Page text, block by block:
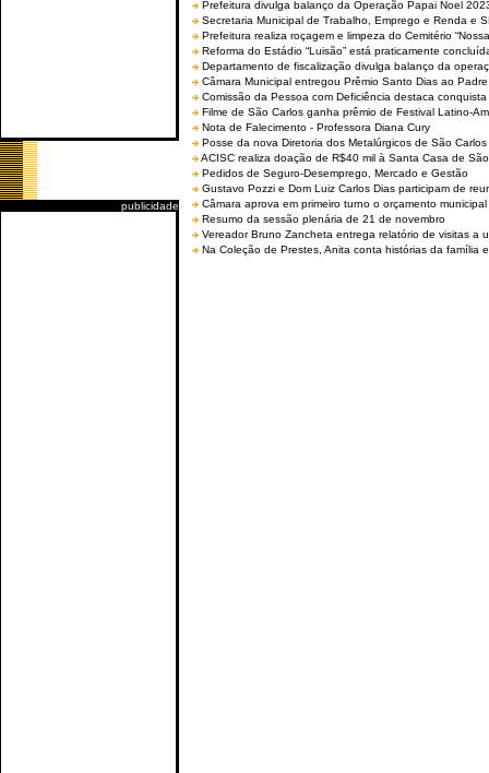
publicidade
Prefeitura divulga balanço da Operação Papai Noel
Secretaria Municipal de Trabalho, Emprego e Renda e
Prefeitura realiza roçagem e limpeza do Cemitério
Reforma do Estádio “Luisão” está praticamente
Departamento de fiscalização divulga balanço da
Câmara Municipal entregou Prêmio Santo Dias ao
Comissão da Pessoa com Deficiência destaca
Filme de São Carlos ganha prêmio de Festival Latino-
Nota de Falecimento - Professora Diana Cury
Posse da nova Diretoria dos Metalúrgicos de São
ACISC realiza doação de R$40 mil à Santa Casa de
Pedidos de Seguro-Desemprego, Mercado e Gestão
Gustavo Pozzi e Dom Luiz Carlos Dias participam de
Câmara aprova em primeiro turno o orçamento
Resumo da sessão plenária de 21 de novembro
Vereador Bruno Zancheta entrega relatório de visitas a
Na Coleção de Prestes, Anita conta histórias da família